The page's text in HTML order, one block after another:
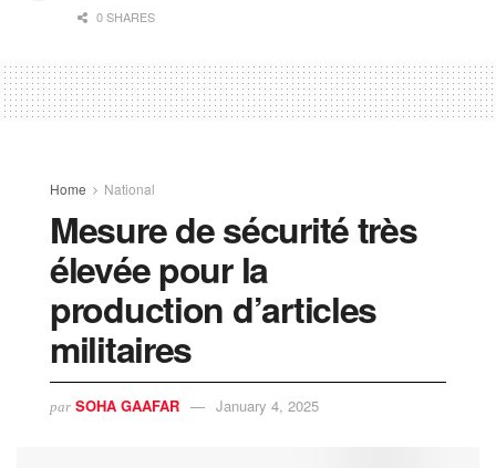
0 SHARES
Home National
Mesure de sécurité très
élevée pour la
production d’articles
militaires
par SOHA GAAFAR January 4, 2025